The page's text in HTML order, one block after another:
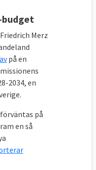
medel, ska
ska
2021 tas
kg ut. Andra
som ska
varor som
klimat- och
budget
Merz
på en
2034, en
på
en så